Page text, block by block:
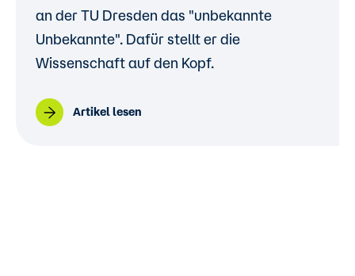
an der TU Dresden das "unbekannte
Unbekannte". Dafür stellt er die
Wissenschaft auf den Kopf.
Artikel lesen